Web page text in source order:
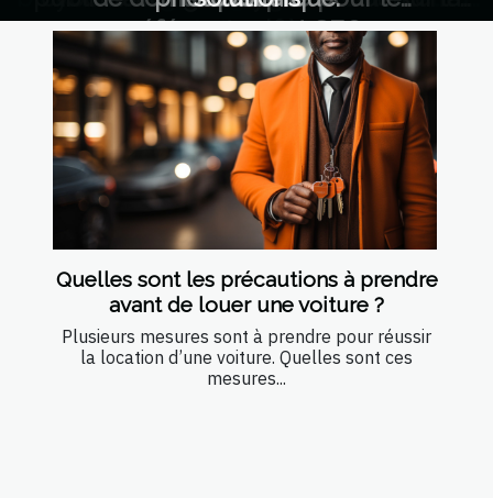
Quelles sont les précautions à prendre
avant de louer une voiture ?
Plusieurs mesures sont à prendre pour réussir
la location d’une voiture. Quelles sont ces
mesures...
langage
environnements industriels
l'accès à l'eau potable
astuces
alimentaire
romantiques
de la santé
montgolfière
référencement SEO